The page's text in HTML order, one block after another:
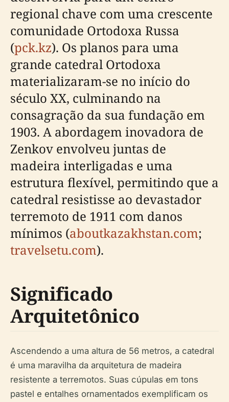
regional chave com uma crescente
comunidade Ortodoxa Russa
(pck.kz). Os planos para uma
grande catedral Ortodoxa
materializaram-se no início do
século XX, culminando na
consagração da sua fundação em
1903. A abordagem inovadora de
Zenkov envolveu juntas de
madeira interligadas e uma
estrutura flexível, permitindo que a
catedral resistisse ao devastador
terremoto de 1911 com danos
mínimos (aboutkazakhstan.com;
travelsetu.com).
Significado
Arquitetônico
Ascendendo a uma altura de 56 metros, a catedral
é uma maravilha da arquitetura de madeira
resistente a terremotos. Suas cúpulas em tons
pastel e entalhes ornamentados exemplificam os